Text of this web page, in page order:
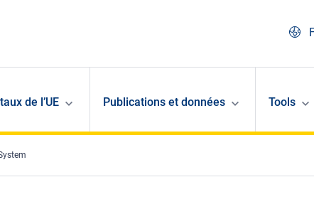
de l’UE Publications et données Tools